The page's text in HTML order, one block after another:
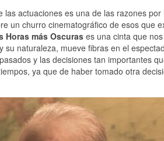
las actuaciones es una de las razones
un churro cinematográfico de esos que
Horas más Oscuras es una cinta que
su naturaleza, mueve fibras en el
y las decisiones tan importantes
ya que de haber tomado otra